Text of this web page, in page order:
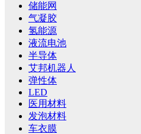
储能网
气凝胶
氢能源
液流电池
半导体
艾邦机器人
弹性体
LED
医用材料
发泡材料
车衣膜